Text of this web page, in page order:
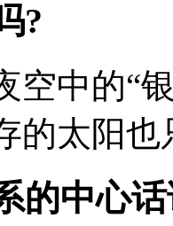
?
空中的“
的太阳也
的中心